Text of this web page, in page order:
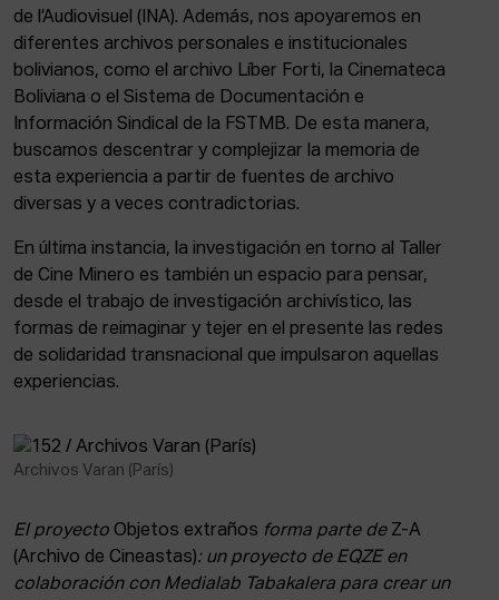
de l’Audiovisuel (INA). Además, nos apoyaremos en
diferentes archivos personales e institucionales
bolivianos, como el archivo Líber Forti, la Cinemateca
Boliviana o el Sistema de Documentación e
Información Sindical de la FSTMB. De esta manera,
buscamos descentrar y complejizar la memoria de
esta experiencia a partir de fuentes de archivo
diversas y a veces contradictorias.
En última instancia, la investigación en torno al Taller
de Cine Minero es también un espacio para pensar,
desde el trabajo de investigación archivístico, las
formas de reimaginar y tejer en el presente las redes
de solidaridad transnacional que impulsaron aquellas
experiencias.
Archivos Varan (París)
El proyecto Objetos extraños forma parte de Z-A
(Archivo de Cineastas): un proyecto de EQZE en
colaboración con Medialab Tabakalera para crear un